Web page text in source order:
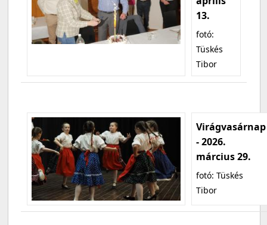
13.
fotó:
Tüskés
Tibor
Virágvasárnap
- 2026.
március 29.
fotó: Tüskés
Tibor